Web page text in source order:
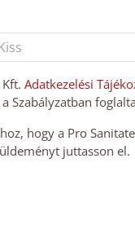
Adatkezelési
Szabályzatban
hogy a Pro
juttasson el.